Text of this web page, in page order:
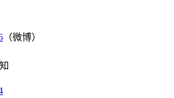
（微博）